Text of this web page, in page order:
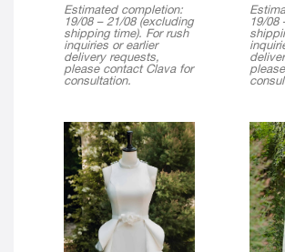
Estimated completion:
19/08 – 21/08 (excluding
shipping time). For rush
inquiries or earlier
delivery requests,
please contact Clava for
consultation.
19/08